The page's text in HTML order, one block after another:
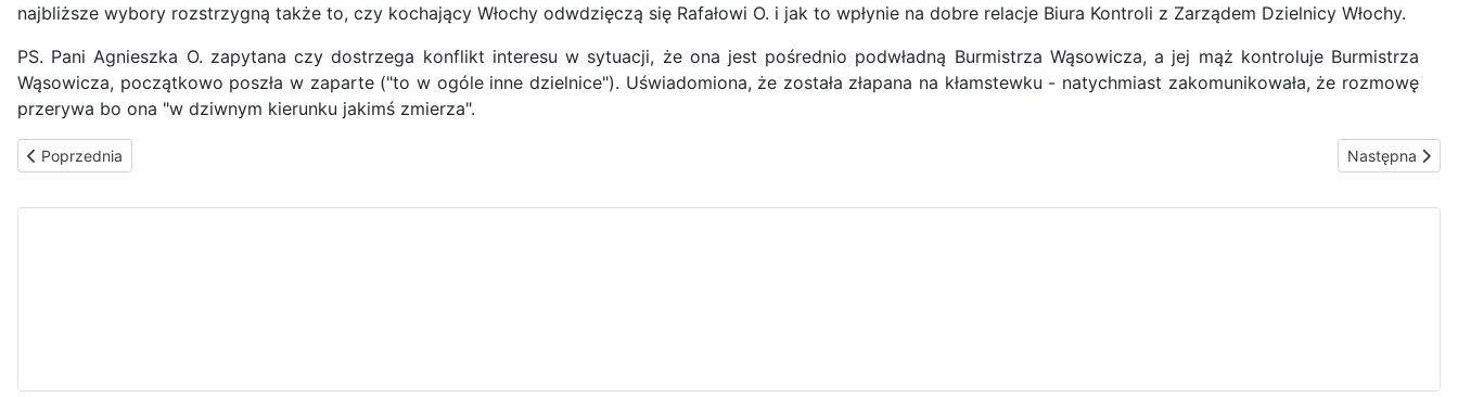
najbliższe wybory rozstrzygną także to, czy kochający Włochy odwdzięczą się Rafałowi O. i jak to wpłynie na dobre relacje Biura Kontroli z Zarządem Dzielnicy Włochy.
PS. Pani Agnieszka O. zapytana czy dostrzega konflikt interesu w sytuacji, że ona jest pośrednio podwładną Burmistrza Wąsowicza, a jej mąż kontroluje Burmistrza
Wąsowicza, początkowo poszła w zaparte ("to w ogóle inne dzielnice"). Uświadomiona, że została złapana na kłamstewku - natychmiast zakomunikowała, że rozmowę
przerywa bo ona "w dziwnym kierunku jakimś zmierza".
Poprzednia strona: Koalicja Platforma-Kukiz-Nowoczesna
Poprzednia Następna
Następna